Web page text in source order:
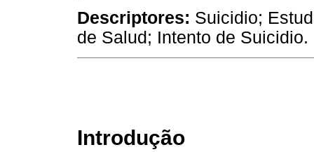
Descriptores: Suicidio;
de Salud; Intento de Suicidio.
Introdução